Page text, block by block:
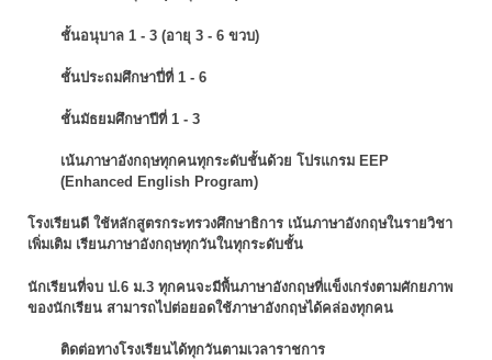
ชั้นอนุบาล 1 - 3 (อายุ 3 - 6 ขวบ)
ชั้นประถมศึกษาปี่ที่ 1 - 6
ชั้นมัธยมศึกษาปีที่ 1 - 3
เน้นภาษาอังกฤษทุกคนทุกระดับชั้นด้วย โปรแกรม EEP
(Enhanced English Program)
โรงเรียนดี ใช้หลักสูตรกระทรวงศึกษาธิการ เน้นภาษาอังกฤษในรายวิชา
เพิ่มเติม เรียนภาษาอังกฤษทุกวันในทุกระดับชั้น
นักเรียนที่จบ ป.6 ม.3 ทุกคนจะมีพื้นภาษาอังกฤษที่แข็งเกร่งตามศักยภาพ
ของนักเรียน สามารถไปต่อยอดใช้ภาษาอังกฤษได้คล่องทุกคน
ติดต่อทางโรงเรียนได้ทุกวันตามเวลาราชการ